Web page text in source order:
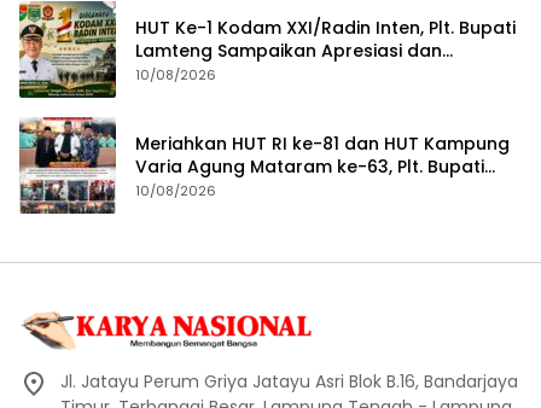
HUT Ke-1 Kodam XXI/Radin Inten, Plt. Bupati
Lamteng Sampaikan Apresiasi dan
Harapan untuk TNI
10/08/2026
Meriahkan HUT RI ke-81 dan HUT Kampung
Varia Agung Mataram ke-63, Plt. Bupati
Lampung Tengah Hadiri Pagelaran Wayang
10/08/2026
Jl. Jatayu Perum Griya Jatayu Asri Blok B.16, Bandarjaya